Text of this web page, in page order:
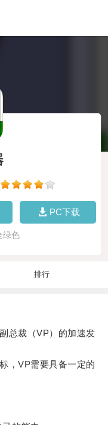
PC下载
绿色
排行
裁（VP）的加速发
VP需要具备一定的